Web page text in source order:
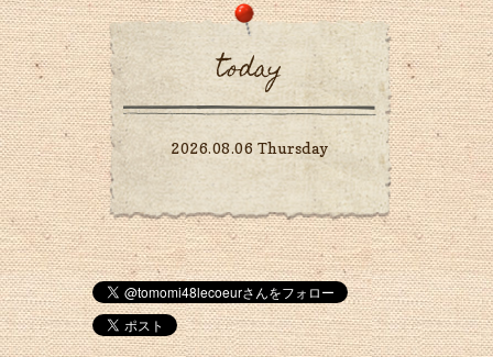
today
2026.08.06 Thursday